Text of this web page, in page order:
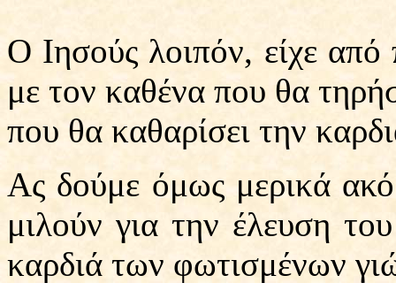
Ο Ιησούς λοιπόν, είχε από
με τον καθένα που θα
που θα καθαρίσει την
Ας δούμε όμως μερικά
μιλούν για την έλευση
καρδιά των φωτισμένων